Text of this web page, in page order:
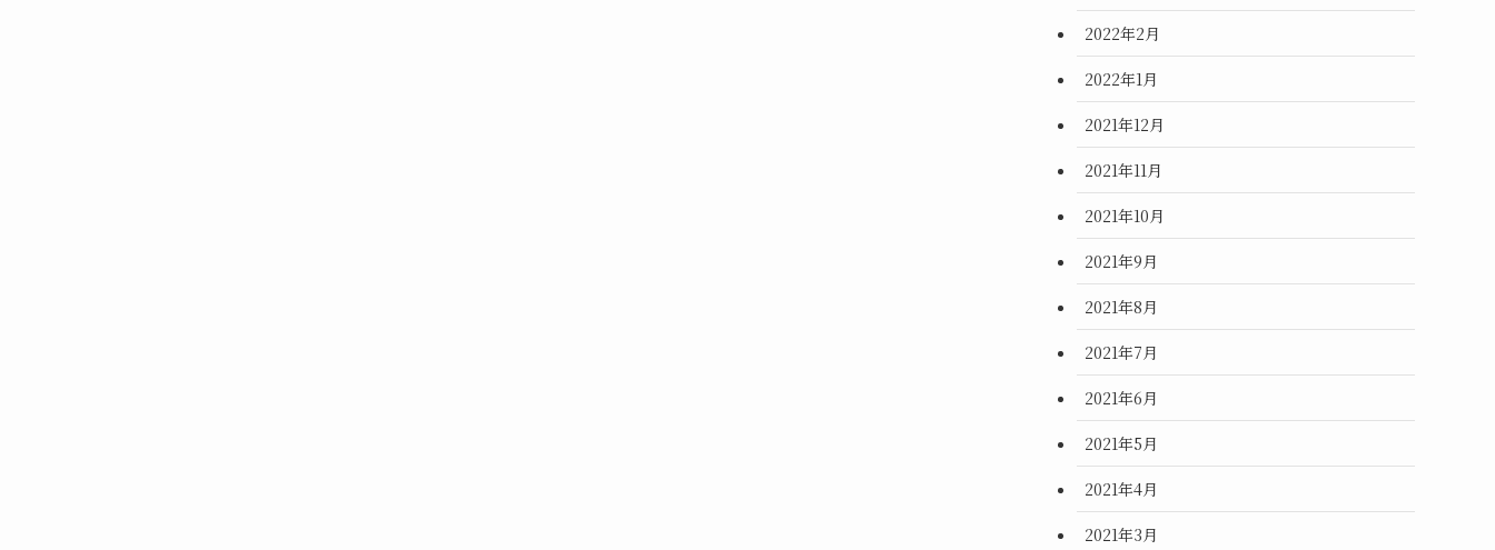
2022年2月
2022年1月
2021年12月
2021年11月
2021年10月
2021年9月
2021年8月
2021年7月
2021年6月
2021年5月
2021年4月
2021年3月